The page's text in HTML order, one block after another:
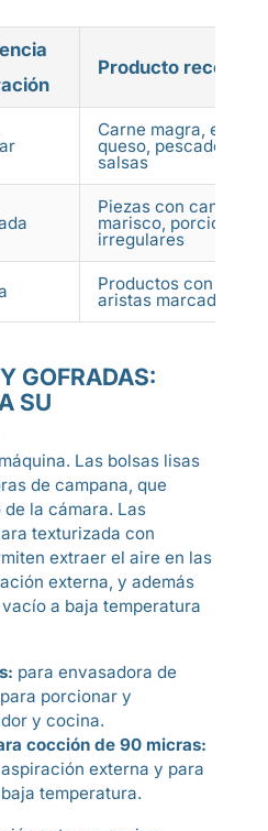
Producto
Carne magra,
queso, pescado
salsas
Piezas con cantos,
marisco, porciones
irregulares
Productos con
aristas marcadas
GOFRADAS:
SU
Las bolsas lisas
de campana, que
la cámara. Las
texturizada con
extraer el aire en las
externa, y además
a baja temperatura
para envasadora de
porcionar y
y cocina.
cocción de 90 micras:
externa y para
temperatura.